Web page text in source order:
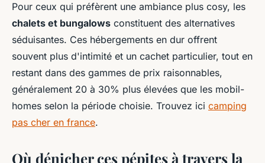
Pour ceux qui préfèrent une ambiance plus cosy, les
chalets et bungalows constituent des alternatives
séduisantes. Ces hébergements en dur offrent
souvent plus d'intimité et un cachet particulier, tout en
restant dans des gammes de prix raisonnables,
généralement 20 à 30% plus élevées que les mobil-
homes selon la période choisie. Trouvez ici camping
pas cher en france.
Où dénicher ces pépites à travers la